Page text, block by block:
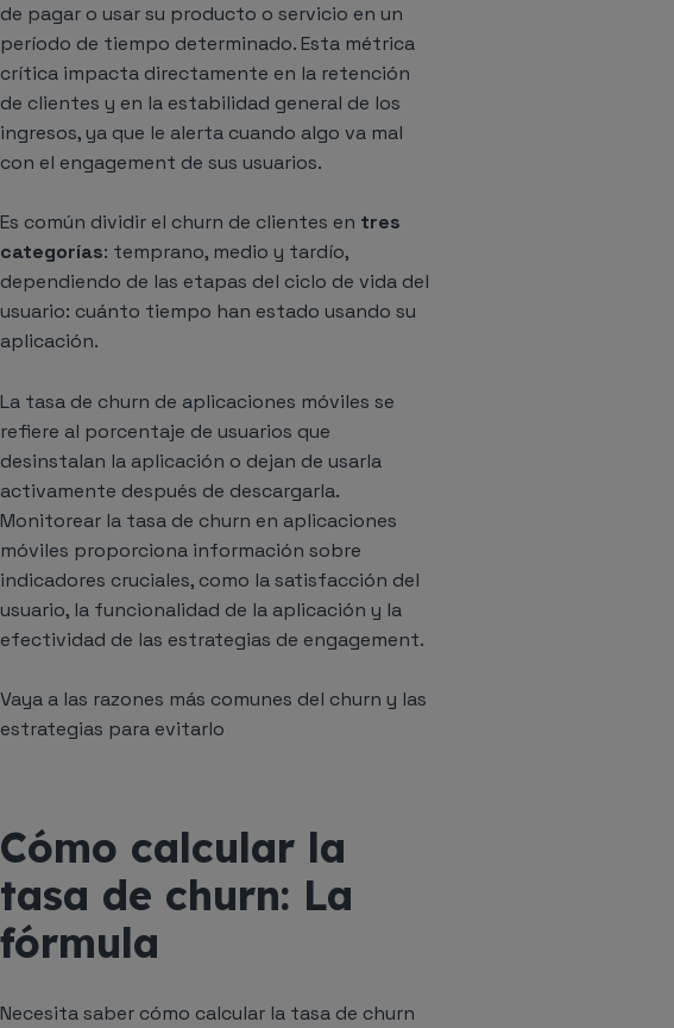
de pagar o usar su producto o servicio en un
período de tiempo determinado. Esta métrica
crítica impacta directamente en la retención
de clientes y en la estabilidad general de los
ingresos, ya que le alerta cuando algo va mal
con el engagement de sus usuarios.
Es común dividir el churn de clientes en tres
categorías: temprano, medio y tardío,
dependiendo de las etapas del ciclo de vida del
usuario: cuánto tiempo han estado usando su
aplicación.
La tasa de churn de aplicaciones móviles se
refiere al porcentaje de usuarios que
desinstalan la aplicación o dejan de usarla
activamente después de descargarla.
Monitorear la tasa de churn en aplicaciones
móviles proporciona información sobre
indicadores cruciales, como la satisfacción del
usuario, la funcionalidad de la aplicación y la
efectividad de las estrategias de engagement.
Vaya a las razones más comunes del churn y las
estrategias para evitarlo
Cómo calcular la
tasa de churn: La
fórmula
Necesita saber cómo calcular la tasa de churn